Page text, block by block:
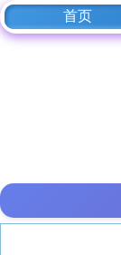
首页